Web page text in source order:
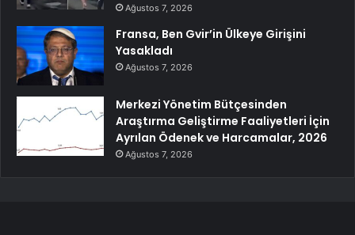
Ağustos 7, 2026
Fransa, Ben Gvir’in Ülkeye Girişini
Yasakladı
Ağustos 7, 2026
Merkezi Yönetim Bütçesinden
Araştırma Geliştirme Faaliyetleri İçin
Ayrılan Ödenek ve Harcamalar, 2026
Ağustos 7, 2026